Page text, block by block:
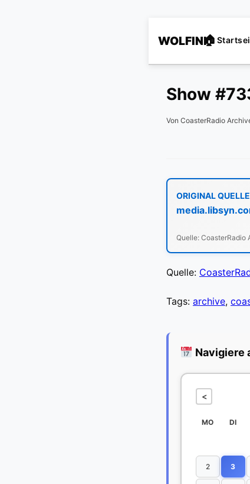
WOLFINI
Show
Von CoasterRadio
ORIGINAL
Quelle: CoasterRadio
Quelle:
Tags: archive,
Navigiere
<
MO DI
2 3